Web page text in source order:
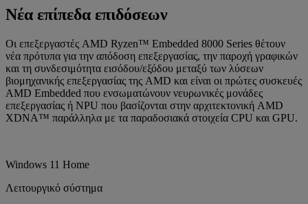
Νέα επίπεδα επιδόσεων
Οι επεξεργαστές AMD Ryzen™ Embedded 8000 Series θέτουν
νέα πρότυπα για την απόδοση επεξεργασίας, την παροχή γραφικών
και τη συνδεσιμότητα εισόδου/εξόδου μεταξύ των λύσεων
βιομηχανικής επεξεργασίας της AMD και είναι οι πρώτες συσκευές
AMD Embedded που ενσωματώνουν νευρωνικές μονάδες
επεξεργασίας ή NPU που βασίζονται στην αρχιτεκτονική AMD
XDNA™ παράλληλα με τα παραδοσιακά στοιχεία CPU και GPU.
Windows 11 Home
Λειτουργικό σύστημα